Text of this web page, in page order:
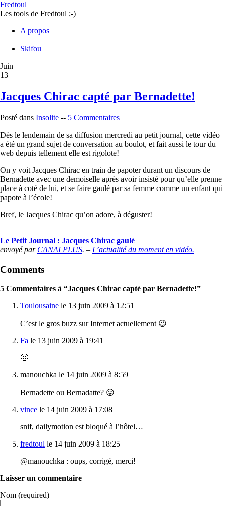
Fredtoul
Les tools de Fredtoul ;-)
A propos
|
Skifou
Juin
13
Jacques Chirac capté par Bernadette!
Posté dans Insolite -- 5 Commentaires
Dès le lendemain de sa diffusion mercredi au petit journal, cette vidéo
a été un grand sujet de conversation au boulot, et fait aussi le tour du
web depuis tellement elle est rigolote!
On y voit Jacques Chirac en train de papoter durant un discours de
Bernadette avec une demoiselle après avoir insisté pour qu’elle prenne
place à coté de lui, et se faire gaulé par sa femme comme un enfant qui
papote à l’école!
Bref, le Jacques Chirac qu’on adore, à déguster!
Le Petit Journal : Jacques Chirac gaulé
envoyé par CANALPLUS. – L’actualité du moment en vidéo.
Comments
5 Commentaires à “Jacques Chirac capté par Bernadette!”
Toulousaine le 13 juin 2009 à 12:51
C’est le gros buzz sur Internet actuellement 😉
Fa le 13 juin 2009 à 19:41
🙂
manouchka le 14 juin 2009 à 8:59
Bernadette ou Bernadatte? 😛
vince le 14 juin 2009 à 17:08
snif, dailymotion est bloqué à l’hôtel…
fredtoul le 14 juin 2009 à 18:25
@manouchka : oups, corrigé, merci!
Laisser un commentaire
Nom (required)